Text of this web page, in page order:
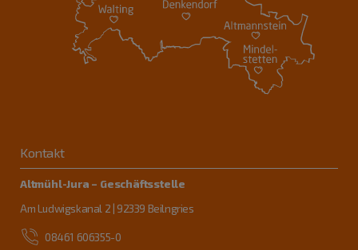
Kontakt
Altmühl-Jura – Geschäftsstelle
Am Ludwigskanal 2 | 92339 Beilngries
08461 606355-0